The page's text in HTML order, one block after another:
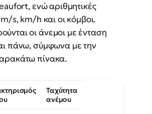
ενώ αριθμητικές
m/s, km/h και οι κόμβοι.
οι άνεμοι με ένταση
πάνω, σύμφωνα με την
πίνακα.
Ταχύτητα
ανέμου